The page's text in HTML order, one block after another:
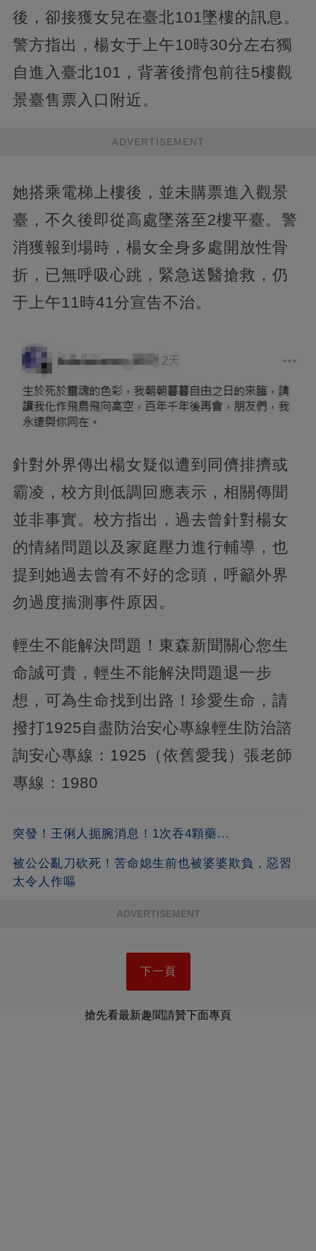
後，卻接獲女兒在臺北101墜樓的訊息。
警方指出，楊女于上午10時30分左右獨
自進入臺北101，背著後揹包前往5樓觀
景臺售票入口附近。
ADVERTISEMENT
她搭乘電梯上樓後，並未購票進入觀景
臺，不久後即從高處墜落至2樓平臺。警
消獲報到場時，楊女全身多處開放性骨
折，已無呼吸心跳，緊急送醫搶救，仍
于上午11時41分宣告不治。
針對外界傳出楊女疑似遭到同儕排擠或
霸凌，校方則低調回應表示，相關傳聞
並非事實。校方指出，過去曾針對楊女
的情緒問題以及家庭壓力進行輔導，也
提到她過去曾有不好的念頭，呼籲外界
勿過度揣測事件原因。
輕生不能解決問題！東森新聞關心您生
命誠可貴，輕生不能解決問題退一步
想，可為生命找到出路！珍愛生命，請
撥打1925自盡防治安心專線輕生防治諮
詢安心專線：1925（依舊愛我）張老師
專線：1980
突發！王俐人扼腕消息！1次吞4顆藥...
被公公亂刀砍死！苦命媳生前也被婆婆欺負，惡習
太令人作嘔
ADVERTISEMENT
下一頁
搶先看最新趣聞請贊下面專頁